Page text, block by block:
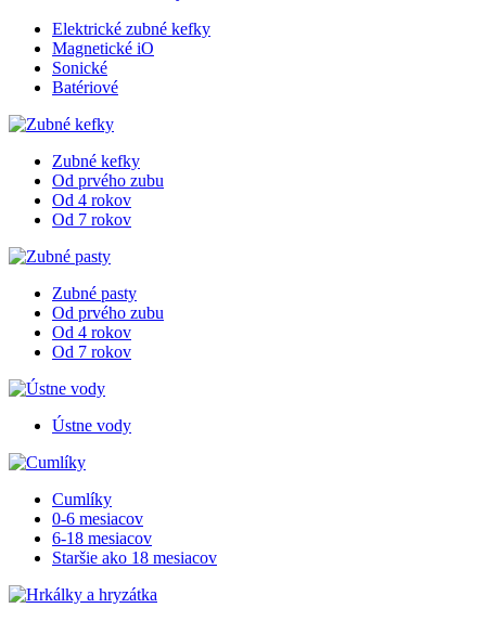
Elektrické zubné kefky
Magnetické iO
Sonické
Batériové
Zubné kefky
Od prvého zubu
Od 4 rokov
Od 7 rokov
Zubné pasty
Od prvého zubu
Od 4 rokov
Od 7 rokov
Ústne vody
Cumlíky
0-6 mesiacov
6-18 mesiacov
Staršie ako 18 mesiacov